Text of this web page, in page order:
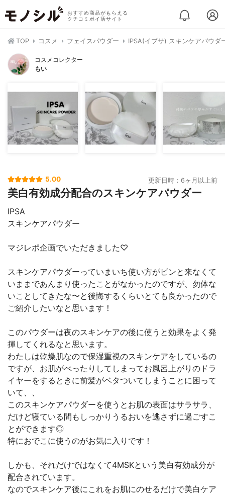
おすすめ商品がもらえる
クチコミポイ活サイト
TOP コスメ フェイスパウダー IPSA(イプサ) スキンケアパウダ
コスメコレクター
もい
5.00 更新日時：6ヶ月以上前
美白有効成分配合のスキンケアパウダー
IPSA
スキンケアパウダー
マジレポ企画でいただきました♡
スキンケアパウダーっていまいち使い方がピンと来なくて
いままであんまり使ったことがなかったのですが、勿体な
いことしてきたな〜と後悔するくらいとても良かったので
ご紹介したいなと思います！
このパウダーは夜のスキンケアの後に使うと効果をよく発
揮してくれるなと思います。
わたしは乾燥肌なので保湿重視のスキンケアをしているの
ですが、お肌がぺったりしてしまってお風呂上がりのドラ
イヤーをするときに前髪がベタついてしまうことに困って
いて、、
このスキンケアパウダーを使うとお肌の表面はサラサラ、
だけど寝ている間もしっかりうるおいを逃さずに過ごすこ
とができます◎
特におでこに使うのがお気に入りです！
しかも、それだけではなくて4MSKという美白有効成分が
配合されています。
なのでスキンケア後にこれをお肌にのせるだけで美白ケア